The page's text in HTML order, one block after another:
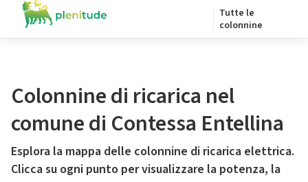
Tutte le
colonnine
Colonnine di ricarica nel
comune di Contessa Entellina
Esplora la mappa delle colonnine di ricarica elettrica.
Clicca su ogni punto per visualizzare la potenza, la